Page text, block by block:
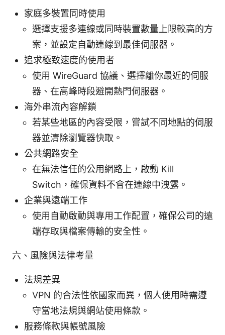
家庭多裝置同時使用
選擇支援多連線或同時裝置數量上限較高的方
案，並設定自動連線到最佳伺服器。
追求極致速度的使用者
使用 WireGuard 協議、選擇離你最近的伺服
器、在高峰時段避開熱門伺服器。
海外串流內容解鎖
若某些地區的內容受限，嘗試不同地點的伺服
器並清除瀏覽器快取。
公共網路安全
在無法信任的公用網路上，啟動 Kill
Switch，確保資料不會在連線中洩露。
企業與遠端工作
使用自動啟動與專用工作配置，確保公司的遠
端存取與檔案傳輸的安全性。
六、風險與法律考量
法規差異
VPN 的合法性依國家而異，個人使用時需遵
守當地法規與網站使用條款。
服務條款與帳號風險